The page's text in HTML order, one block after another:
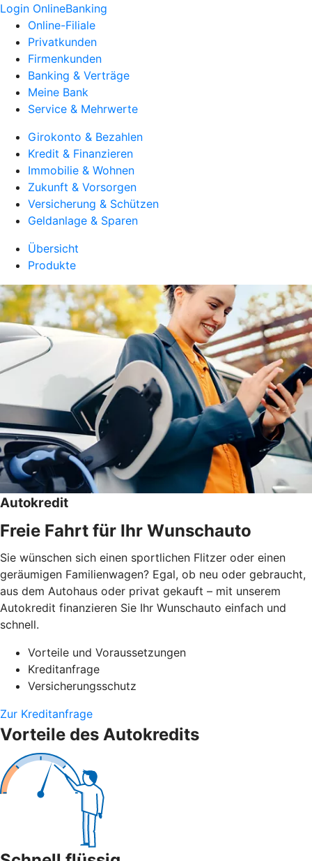
Login OnlineBanking
Online-Filiale
Privatkunden
Firmenkunden
Banking & Verträge
Meine Bank
Service & Mehrwerte
Girokonto & Bezahlen
Kredit & Finanzieren
Immobilie & Wohnen
Zukunft & Vorsorgen
Versicherung & Schützen
Geldanlage & Sparen
Übersicht
Produkte
Autokredit
Freie Fahrt für Ihr Wunschauto
Sie wünschen sich einen sportlichen Flitzer oder einen
geräumigen Familienwagen? Egal, ob neu oder gebraucht,
aus dem Autohaus oder privat gekauft – mit unserem
Autokredit finanzieren Sie Ihr Wunschauto einfach und
schnell.
Vorteile und Voraussetzungen
Kreditanfrage
Versicherungsschutz
Zur Kreditanfrage
Vorteile des Autokredits